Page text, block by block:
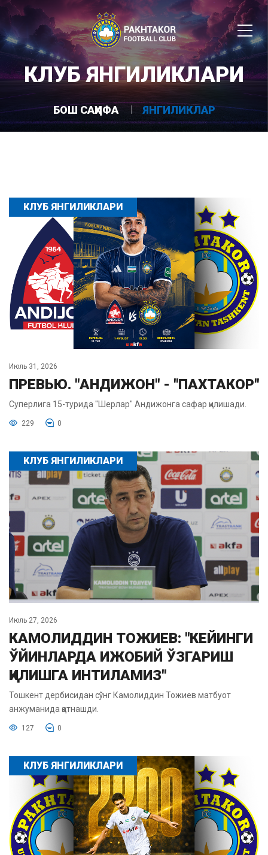
КЛУБ ЯНГИЛИКЛАРИ
БОШ САҲИФА ЯНГИЛИКЛАР
КЛУБ ЯНГИЛИКЛАРИ
Июль 31, 2026
ПРЕВЬЮ. "АНДИЖОН" - "ПАХТАКОР"
Суперлига 15-турида "Шерлар" Андижонга сафар қилишади.
229 0
КЛУБ ЯНГИЛИКЛАРИ
Июль 27, 2026
КАМОЛИДДИН ТОЖИЕВ: "КЕЙИНГИ
ЎЙИНЛАРДА ИЖОБИЙ ЎЗГАРИШ
ҚИЛИШГА ИНТИЛАМИЗ"
Тошкент дербисидан сўнг Камолиддин Тожиев матбуот
анжуманида қатнашди.
127 0
КЛУБ ЯНГИЛИКЛАРИ